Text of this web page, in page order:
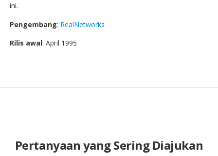
ini.
Pengembang: RealNetworks
Rilis awal: April 1995
Pertanyaan yang Sering Diajukan